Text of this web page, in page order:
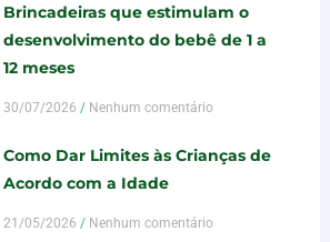
Brincadeiras que estimulam o
desenvolvimento do bebê de 1 a
12 meses
30/07/2026 Nenhum comentário
Como Dar Limites às Crianças de
Acordo com a Idade
21/05/2026 Nenhum comentário